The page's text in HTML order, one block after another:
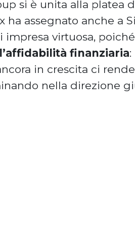
si è unita alla platea
assegnato anche a
impresa virtuosa, poiché
finanziaria
in crescita ci
nella direzione